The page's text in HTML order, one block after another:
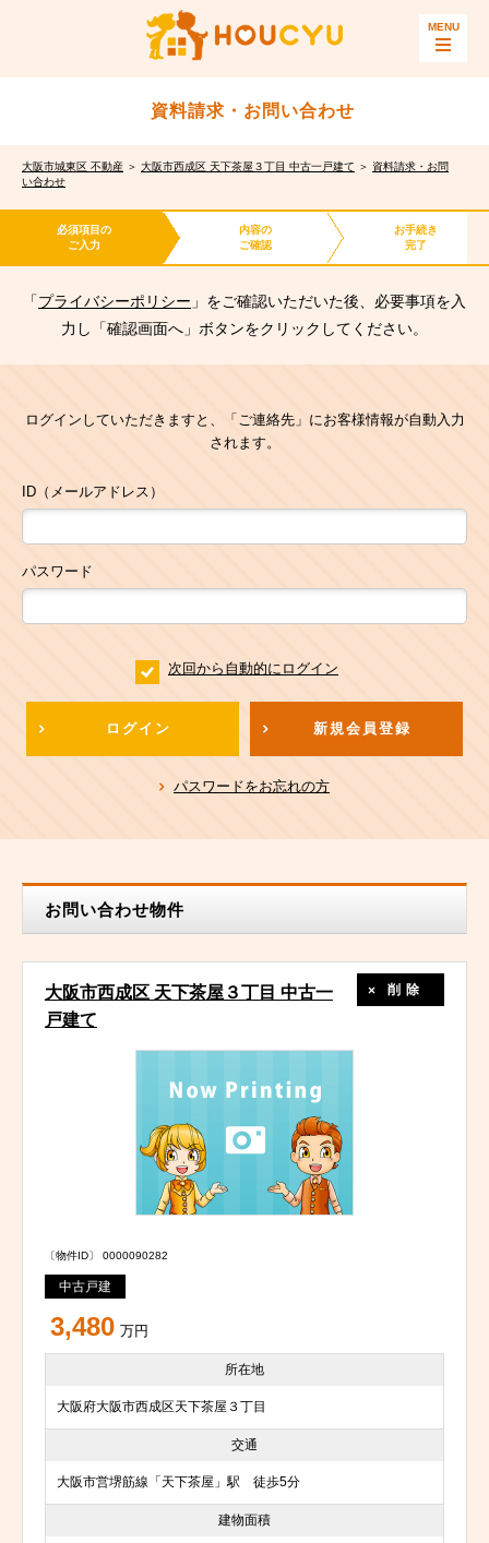
資料請求・お問い合わせ
大阪市城東区 不動産 ＞ 大阪市西成区 天下茶屋３丁目 中古一戸建て ＞ 資料請求・お問
い合わせ
必須項目の
ご入力
内容の
ご確認
お手続き
完了
「プライバシーポリシー 」をご確認いただいた後、必要事項を入
力し「確認画面へ」ボタンをクリックしてください。
ログインしていただきますと、「ご連絡先」にお客様情報が自動入力
されます。
ID（メールアドレス）
パスワード
次回から自動的にログイン
ログイン 新規会員登録
パスワードをお忘れの方
お問い合わせ物件
大阪市西成区 天下茶屋３丁目 中古一
戸建て
削除
〔物件ID〕 0000090282
中古戸建
3,480 万円
所在地
大阪府大阪市西成区天下茶屋３丁目
交通
大阪市営堺筋線「天下茶屋」駅 徒歩5分
建物面積